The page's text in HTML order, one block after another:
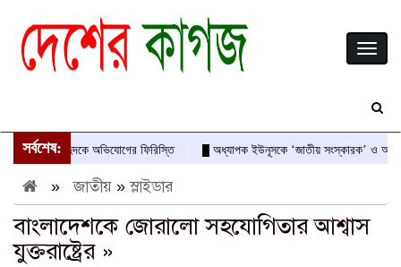
সর্বশেষ:
নামে দুদকে অভিযোগের ফিরিস্তি অধ্যাপক ইউনূসকে ‘জাতীয় সংস্কারক’ ও অভ্যুত্থানে
»জাতীয় »স্লাইডার
বাংলাদেশকে জোরালো সহযোগিতার আশ্বাস
যুক্তরাষ্ট্রের »